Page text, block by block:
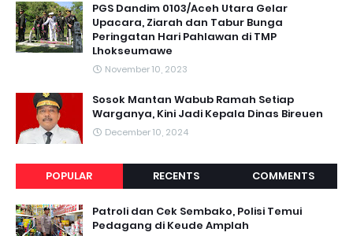
PGS Dandim 0103/Aceh Utara Gelar
Upacara, Ziarah dan Tabur Bunga
Peringatan Hari Pahlawan di TMP
Lhokseumawe
November 10, 2023
Sosok Mantan Wabub Ramah Setiap
Warganya, Kini Jadi Kepala Dinas Bireuen
December 10, 2024
POPULAR RECENTS COMMENTS
Patroli dan Cek Sembako, Polisi Temui
Pedagang di Keude Amplah